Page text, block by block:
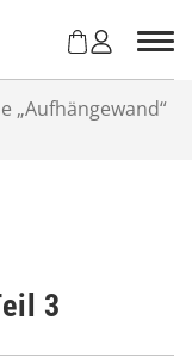
„Aufhängewand“
3